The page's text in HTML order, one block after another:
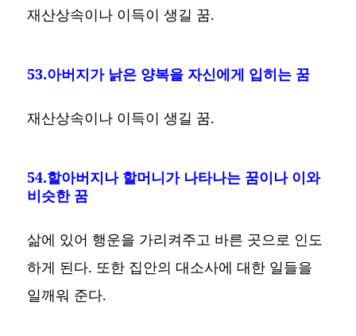
재산상속이나 이득이 생길 꿈.
53.아버지가 낡은 양복을 자신에게 입히는 꿈
재산상속이나 이득이 생길 꿈.
54.할아버지나 할머니가 나타나는 꿈이나 이와
비슷한 꿈
삶에 있어 행운을 가리켜주고 바른 곳으로 인도
하게 된다. 또한 집안의 대소사에 대한 일들을
일깨워 준다.